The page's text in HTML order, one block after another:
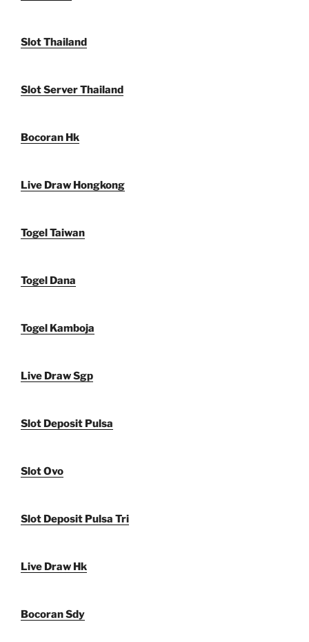
Slot Thailand
Slot Server Thailand
Bocoran Hk
Live Draw Hongkong
Togel Taiwan
Togel Dana
Togel Kamboja
Live Draw Sgp
Slot Deposit Pulsa
Slot Ovo
Slot Deposit Pulsa Tri
Live Draw Hk
Bocoran Sdy